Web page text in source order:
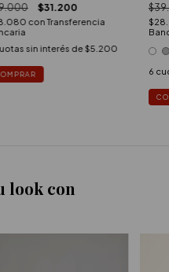
$31.200
con Transferencia
sin interés de$5.200
6
look con